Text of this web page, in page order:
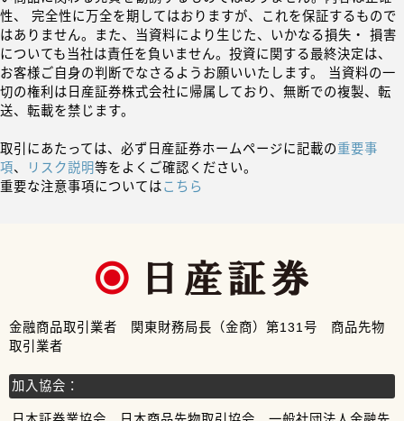
性、 完全性に万全を期してはおりますが、これを保証するもので
はありません。また、当資料により生じた、いかなる損失・ 損害
についても当社は責任を負いません。投資に関する最終決定は、
お客様ご自身の判断でなさるようお願いいたします。 当資料の一
切の権利は日産証券株式会社に帰属しており、無断での複製、転
送、転載を禁じます。
取引にあたっては、必ず日産証券ホームページに記載の重要事
項、 リスク説明等をよくご確認ください。
重要な注意事項についてはこちら
金融商品取引業者 関東財務局長（金商）第131号 商品先物
取引業者
加入協会：